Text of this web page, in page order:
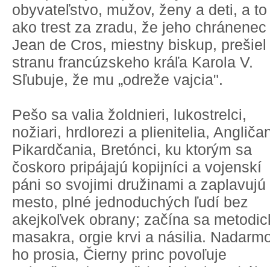
obyvateľstvo, mužov, ženy a deti, a to
ako trest za zradu, že jeho chránenec
Jean de Cros, miestny biskup, prešiel
stranu francúzskeho kráľa Karola V.
Sľubuje, že mu „odreže vajcia".
Pešo sa valia žoldnieri, lukostrelci,
nožiari, hrdlorezi a plienitelia,
Pikardčania, Bretónci, ku ktorým sa
čoskoro pripájajú kopijníci a vojenskí
páni so svojimi družinami a zaplavujú
mesto, plné jednoduchých ľudí bez
akejkoľvek obrany; začína sa
masakra, orgie krvi a násilia.
ho prosia, Čierny princ povoľuje